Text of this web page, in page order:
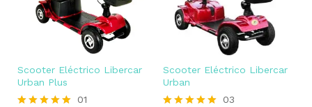
Scooter Eléctrico Libercar
Urban Plus
01
Scooter Eléctrico Libercar
Urban
03